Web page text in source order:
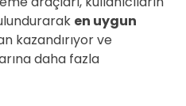
en uygun
kazandırıyor ve
daha fazla